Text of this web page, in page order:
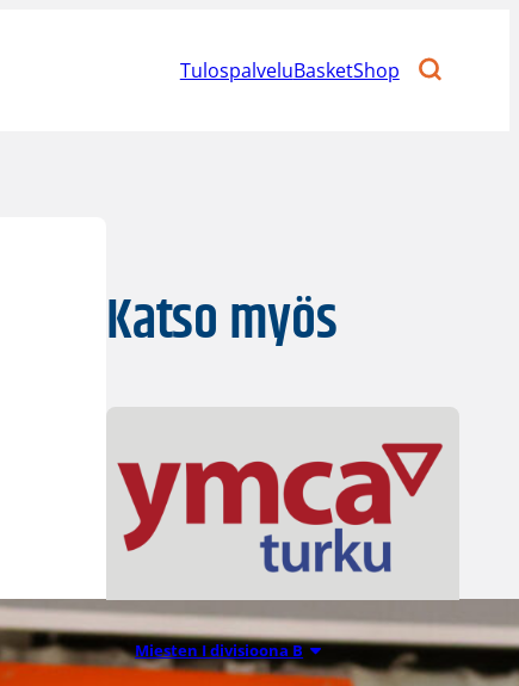
TulospalveluBasketShop
Katso myös
Miesten I divisioona B
20.07.2026 09:47